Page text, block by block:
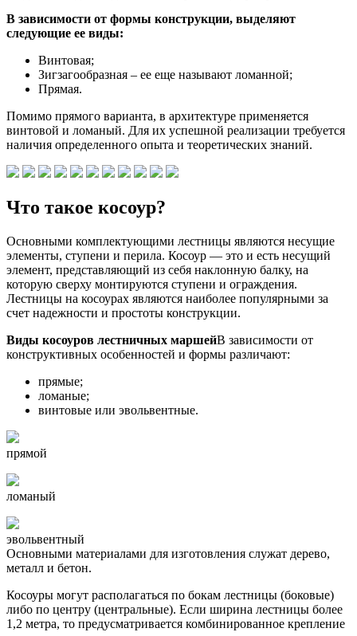
В зависимости от формы конструкции, выделяют
следующие ее виды:
Винтовая;
Зигзагообразная – ее еще называют ломанной;
Прямая.
Помимо прямого варианта, в архитектуре применяется
винтовой и ломаный. Для их успешной реализации требуется
наличия определенного опыта и теоретических знаний.
Что такое косоур?
Основными комплектующими лестницы являются несущие
элементы, ступени и перила. Косоур — это и есть несущий
элемент, представляющий из себя наклонную балку, на
которую сверху монтируются ступени и ограждения.
Лестницы на косоурах являются наиболее популярными за
счет надежности и простоты конструкции.
Виды косоуров лестничных маршейВ зависимости от
конструктивных особенностей и формы различают:
прямые;
ломаные;
винтовые или эвольвентные.
прямой
ломаный
эвольвентный
Основными материалами для изготовления служат дерево,
металл и бетон.
Косоуры могут располагаться по бокам лестницы (боковые)
либо по центру (центральные). Если ширина лестницы более
1,2 метра, то предусматривается комбинированное крепление